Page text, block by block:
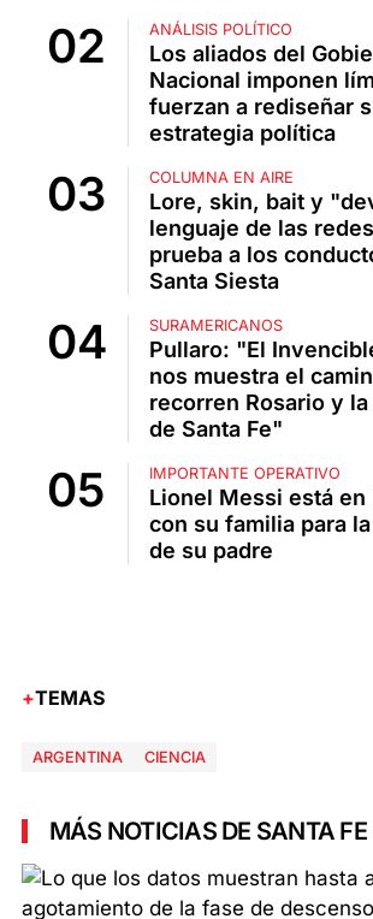
ANÁLISIS POLÍTICO
Los aliados del
Nacional imponen
fuerzan a rediseñar
estrategia política
COLUMNA EN AIRE
Lore, skin, bait y
lenguaje de las
prueba a los
Santa Siesta
SURAMERICANOS
Pullaro: "El
nos muestra el
recorren Rosario y
de Santa Fe"
IMPORTANTE OPERATIVO
Lionel Messi está en
con su familia para
de su padre
TEMAS
ARGENTINA CIENCIA
MÁS NOTICIAS DE SANTA FE